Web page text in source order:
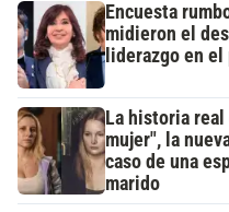
Encuesta
midieron el
liderazgo en
La historia
mujer", la
caso de una
marido